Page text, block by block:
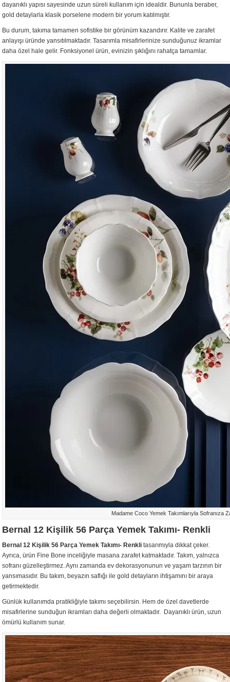
dayanıklı yapısı sayesinde uzun süreli kullanım için idealdir. Bununla beraber,
gold detaylarla klasik porselene modern bir yorum katılmıştır.
Bu durum, takıma tamamen sofistike bir görünüm kazandırır. Kalite ve zarafet
anlayışı üründe yansıtılmaktadır. Tasarımla misafirlerinize sunduğunuz ikramlar
daha özel hale gelir. Fonksiyonel ürün, evinizin şıklığını rahatça tamamlar.
Madame Coco Yemek Takımlarıyla Sofranıza
Bernal 12 Kişilik 56 Parça Yemek Takımı- Renkli
Bernal 12 Kişilik 56 Parça Yemek Takımı- Renklitasarımıyla dikkat çeker.
Ayrıca, ürün Fine Bone inceliğiyle masana zarafet katmaktadır. Takım, yalnızca
sofranı güzelleştirmez. Aynı zamanda ev dekorasyonunun ve yaşam tarzının bir
yansımasıdır. Bu takım, beyazın saflığı ile gold detayların ihtişamını bir araya
getirmektedir.
Günlük kullanımda pratikliğiyle takımı seçebilirsin. Hem de özel davetlerde
misafirlerine sunduğun ikramları daha değerli olmaktadır. Dayanıklı ürün, uzun
ömürlü kullanım sunar.